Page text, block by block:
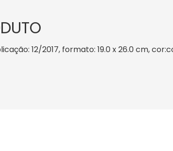
12/2017, formato: 19.0 x 26.0 cm,